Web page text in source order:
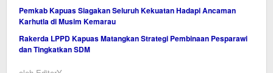
Pemkab Kapuas Siagakan Seluruh Kekuatan Hadapi Ancaman
Karhutla di Musim Kemarau
Rakerda LPPD Kapuas Matangkan Strategi Pembinaan Pesparawi
dan Tingkatkan SDM